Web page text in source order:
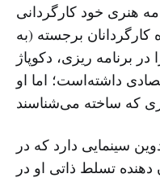
هنری خود کارگردانی
برجسته (به
برنامه ریزی، دکوپاژ
داشته‌است؛ اما او
سینمایی دارد که در
دهنده تسلط ذاتی او در